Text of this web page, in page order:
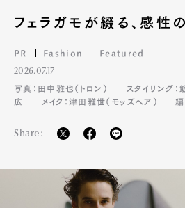
フェラガモが綴る、感性
PR Fashion Featured
2026.07.17
写真：田中雅也（トロン）
スタイリング
広
メイク：津田雅世（モッズヘア）
Share: